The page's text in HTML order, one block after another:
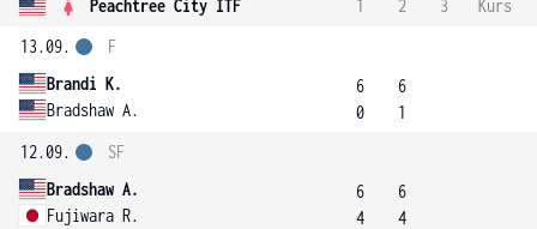
Peachtree City ITF 1 2 3
Kurs
13.09.
Brandi K.
Bradshaw A.
F
6
0
6
1
12.09.
Bradshaw A.
Fujiwara R.
SF
6
4
6
4